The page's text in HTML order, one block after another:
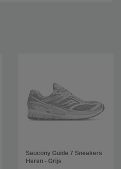
Saucony Guide 7 Sneakers
Heren - Grijs